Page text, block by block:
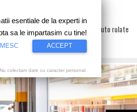
Proiecte speciale Video Auto rulate
esentiale de la experti in
sa le impartasim cu tine!
ACCEPT
Nu colectam date cu caracter personal.